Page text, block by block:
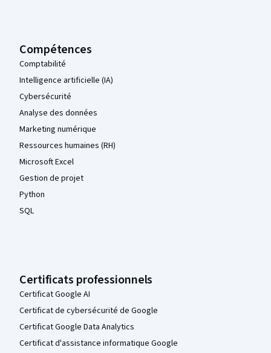
Compétences
Comptabilité
Intelligence artificielle (IA)
Cybersécurité
Analyse des données
Marketing numérique
Ressources humaines (RH)
Microsoft Excel
Gestion de projet
Python
SQL
Certificats professionnels
Certificat Google AI
Certificat de cybersécurité de Google
Certificat Google Data Analytics
Certificat d'assistance informatique Google